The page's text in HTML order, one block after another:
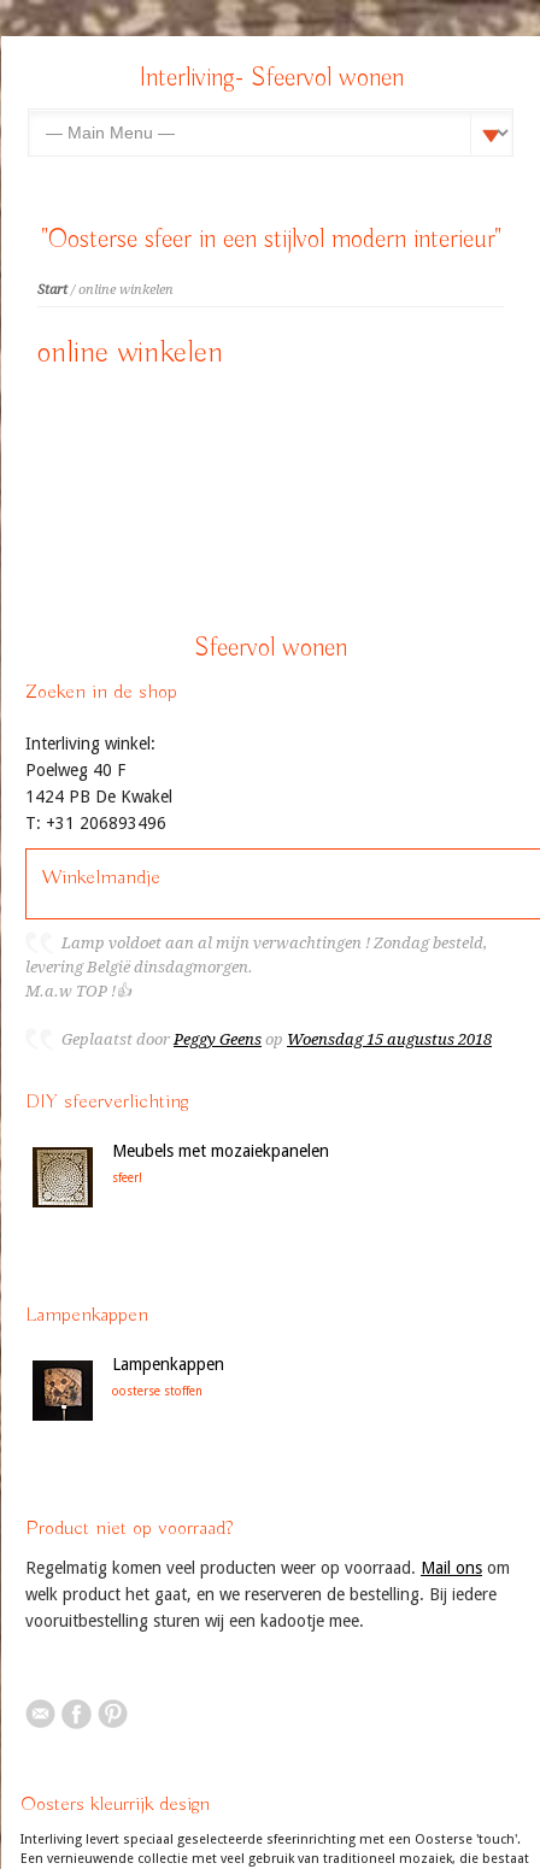
Interliving- Sfeervol wonen
"Oosterse sfeer in een stijlvol modern interieur"
Start/ online winkelen
online winkelen
Sfeervol wonen
Zoeken in de shop
Interliving winkel:
Poelweg 40 F
1424 PB De Kwakel
T: +31 206893496
Winkelmandje
Lamp voldoet aan al mijn verwachtingen ! Zondag besteld,
levering België dinsdagmorgen.
M.a.w TOP !👍
Geplaatst doorPeggy Geens op Woensdag 15 augustus 2018
DIY sfeerverlichting
Meubels met mozaiekpanelen
sfeer!
Lampenkappen
Lampenkappen
oosterse stoffen
Product niet op voorraad?
Regelmatig komen veel producten weer op voorraad. Mail ons om
welk product het gaat, en we reserveren de bestelling. Bij iedere
vooruitbestelling sturen wij een kadootje mee.
Oosters kleurrijk design
Interliving levert speciaal geselecteerde sfeerinrichting met een Oosterse 'touch'.
Een vernieuwende collectie met veel gebruik van traditioneel mozaiek, die bestaat